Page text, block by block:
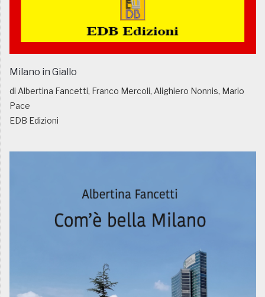
Milano in Giallo
di Albertina Fancetti, Franco Mercoli, Alighiero Nonnis, Mario
Pace
EDB Edizioni